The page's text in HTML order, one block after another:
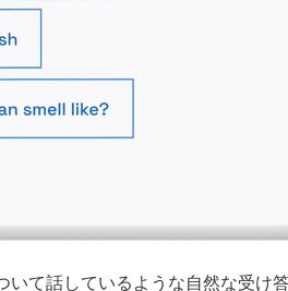
いて話しているような自然な受け